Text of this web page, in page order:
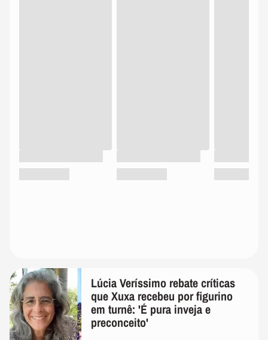
Lúcia Veríssimo rebate críticas
que Xuxa recebeu por figurino
em turnê: 'É pura inveja e
preconceito'